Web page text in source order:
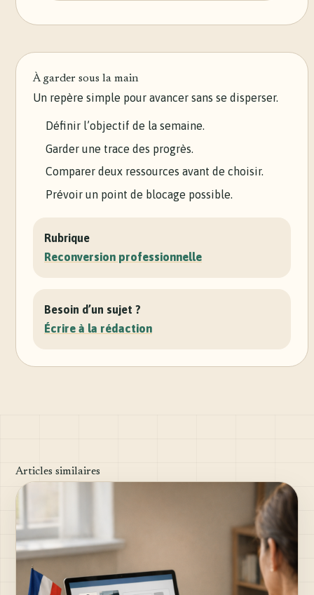
À garder sous la main
Un repère simple pour avancer sans se disperser.
Définir l’objectif de la semaine.
Garder une trace des progrès.
Comparer deux ressources avant de choisir.
Prévoir un point de blocage possible.
Rubrique
Reconversion professionnelle
Besoin d’un sujet ?
Écrire à la rédaction
Articles similaires